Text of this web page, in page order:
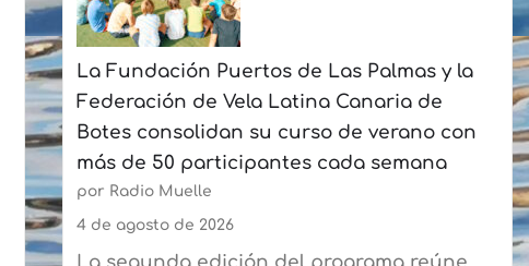
La Fundación Puertos de Las Palmas y la
Federación de Vela Latina Canaria de
Botes consolidan su curso de verano con
más de 50 participantes cada semana
por Radio Muelle
4 de agosto de 2026
La segunda edición del programa reúne